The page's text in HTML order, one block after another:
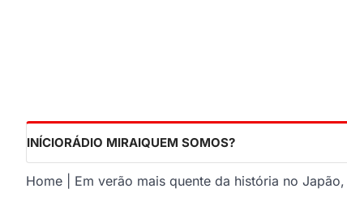
INÍCIORÁDIO MIRAIQUEM SOMOS?
Home Em verão mais quente da história no